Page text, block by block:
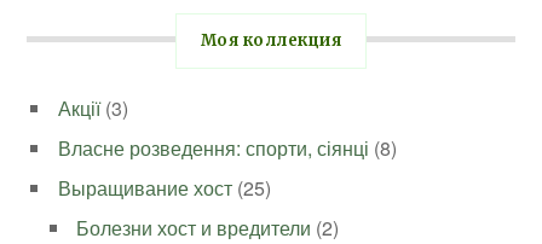
Моя коллекция
Акції(3)
Власне розведення: спорти, сіянці (8)
Выращивание хост (25)
Болезни хост и вредители (2)